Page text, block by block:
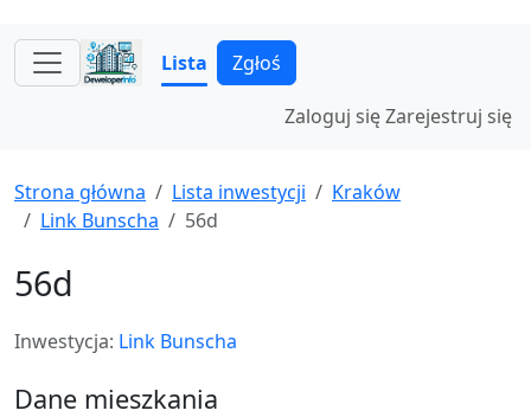
Lista Zgłoś
Zaloguj sięZarejestruj się
Strona główna Lista inwestycji
Kraków
Link Bunscha
56d
56d
Inwestycja: Link Bunscha
Dane mieszkania